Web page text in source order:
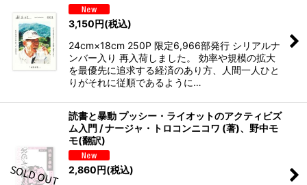
3,150円(税込)
24cm×18cm 250P 限定6,966部発行 シリアルナ
ンバー入り 再入荷しました。 効率や規模の拡大
を最優先に追求する経済のあり方、人間一人ひと
りがそれに従順であるように…
読書と暴動 プッシー・ライオットのアクティビズ
ム入門 / ナージャ・トロコンニコワ (著)、野中モ
モ(翻訳)
2,860円(税込)